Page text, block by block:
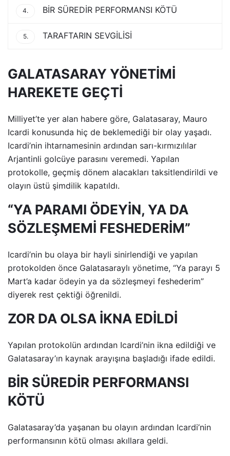
4. BİR SÜREDİR PERFORMANSI KÖTÜ
5. TARAFTARIN SEVGİLİSİ
GALATASARAY YÖNETİMİ
HAREKETE GEÇTİ
Milliyet’te yer alan habere göre, Galatasaray, Mauro
Icardi konusunda hiç de beklemediği bir olay yaşadı.
Icardi’nin ihtarnamesinin ardından sarı-kırmızılılar
Arjantinli golcüye parasını veremedi. Yapılan
protokolle, geçmiş dönem alacakları taksitlendirildi ve
olayın üstü şimdilik kapatıldı.
“YA PARAMI ÖDEYİN, YA DA
SÖZLEŞMEMİ FESHEDERİM”
Icardi’nin bu olaya bir hayli sinirlendiği ve yapılan
protokolden önce Galatasaraylı yönetime, “Ya parayı 5
Mart’a kadar ödeyin ya da sözleşmeyi feshederim”
diyerek rest çektiği öğrenildi.
ZOR DA OLSA İKNA EDİLDİ
Yapılan protokolün ardından Icardi’nin ikna edildiği ve
Galatasaray’ın kaynak arayışına başladığı ifade edildi.
BİR SÜREDİR PERFORMANSI
KÖTÜ
Galatasaray’da yaşanan bu olayın ardından Icardi’nin
performansının kötü olması akıllara geldi.